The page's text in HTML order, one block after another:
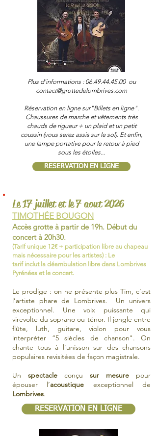
Plus d'informations : 06.49.44.45.00ou
contact@grottedelombrives.com
Réservation en ligne sur"Billets en ligne".
Chaussures de marche et vêtements très
chauds de rigueur + un plaid et un petit
coussin (vous serez assis sur le sol). Et enfin,
une lampe portative pour le retour à pied
sous les étoiles...
RESERVATION EN LIGNE
Le 17 juillet et le 7 aout 2026
TIMOTHÉE BOUGON
Accès grotte à partir de 19h. Début du
concertà 20h30.
(Tarif unique 12€ + participation libre au chapeau
mais nécessaire pour les artistes) : Le
tarif inclutla déambulation libre dans Lombrives
Pyrénées et le concert.
Le prodige : on ne présente plus Tim, c’est
l’artiste phare de Lombrives. Un univers
exceptionnel. Une voix puissante qui
virevolte du soprano ou ténor. Il jongle entre
flûte, luth, guitare, violon pour vous
interpréter “5 siècles de chanson". On
chante tous à l'unisson sur des chansons
populaires revisitées de façon magistrale.
Un spectacle conçu sur mesure pour
épouser l’acoustique exceptionnel de
Lombrives. ​
RESERVATION EN LIGNE